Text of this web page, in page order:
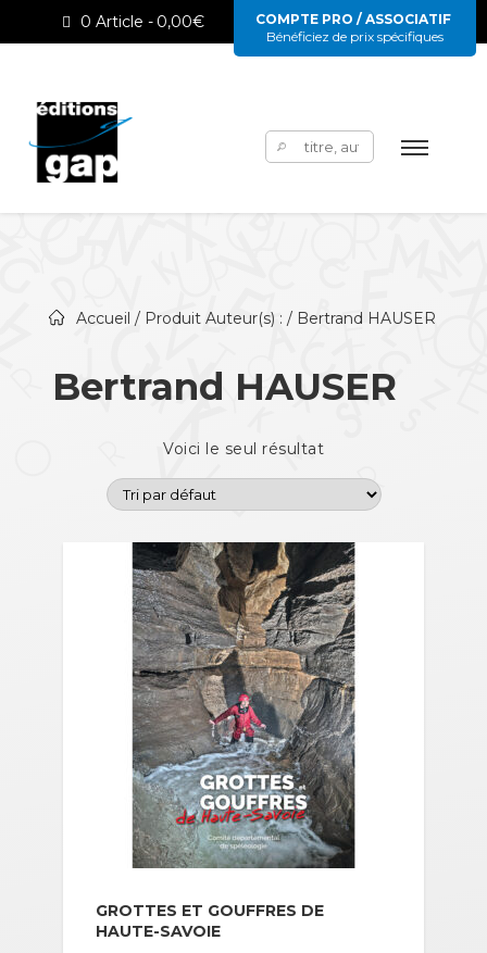
0 Article 0,00€
COMPTE PRO / ASSOCIATIF
Bénéficiez de prix spécifiques
Rechercher :
Accueil / Produit Auteur(s) : / Bertrand HAUSER
Bertrand HAUSER
Voici le seul résultat
GROTTES ET GOUFFRES DE
HAUTE-SAVOIE